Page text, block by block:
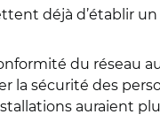
déjà d’établir
du réseau
la sécurité des
auraient